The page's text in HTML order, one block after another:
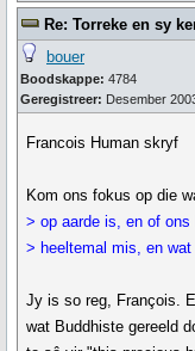
Re: Torreke en sy
bouer
Boodskappe: 4784
Geregistreer: Desember
Francois Human skryf
Kom ons fokus op die
> op aarde is, en of
> heeltemal mis, en
Jy is so reg, François.
wat Buddhiste gereeld